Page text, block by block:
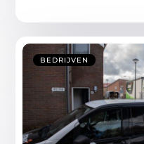
BEDRIJVEN